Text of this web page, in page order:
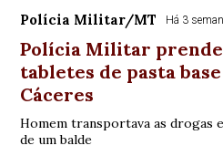
Polícia Militar/MT Há 3
Polícia Militar prende
tabletes de pasta
Cáceres
Homem transportava as drogas
de um balde